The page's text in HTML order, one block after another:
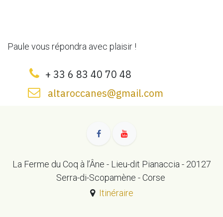
Paule vous répond​ra avec pl​aisir !
+ 33 6 83 40 70 48
altaroccanes@gmail.com
La Ferme du Coq à l’Âne - Lieu-dit Pianaccia - 20127
Serra-di-Scopamène - Corse
Itinéraire